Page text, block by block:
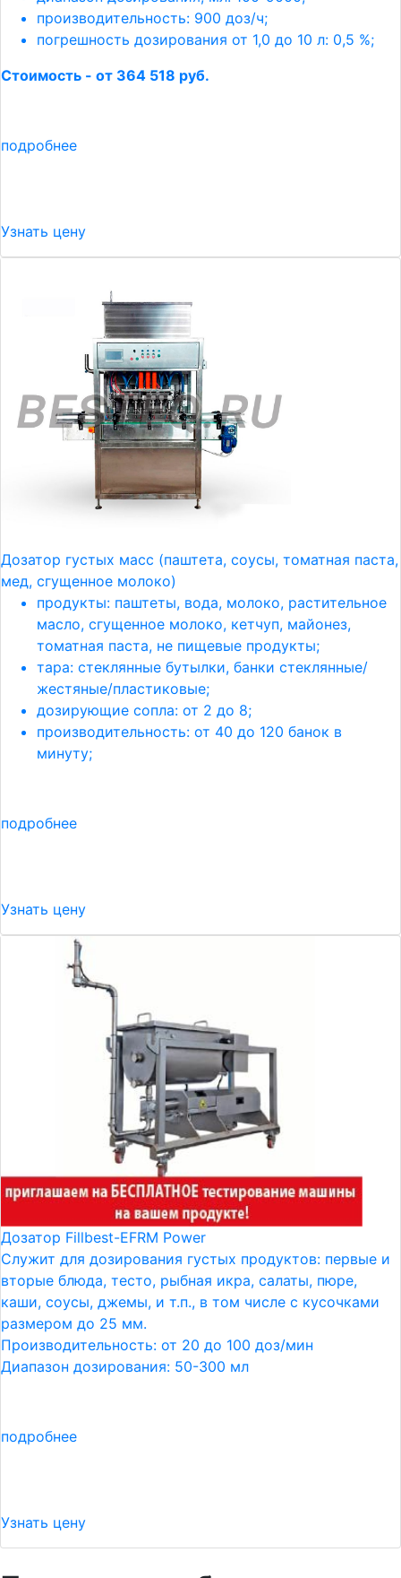
производительность: 900 доз/ч;
погрешность дозирования от 1,0 до 10 л: 0,5 %;
Стоимость - от 364 518 руб.
подробнее
Узнать цену
Дозатор густых масс (паштета, соусы, томатная паста,
мед, сгущенное молоко)
продукты: паштеты, вода, молоко, растительное
масло, сгущенное молоко, кетчуп, майонез,
томатная паста, не пищевые продукты;
тара: стеклянные бутылки, банки стеклянные/
жестяные/пластиковые;
дозирующие сопла: от 2 до 8;
производительность: от 40 до 120 банок в
минуту;
подробнее
Узнать цену
Дозатор Fillbest-EFRM Power
Служит для дозирования густых продуктов: первые и
вторые блюда, тесто, рыбная икра, салаты, пюре,
каши, соусы, джемы, и т.п., в том числе с кусочками
размером до 25 мм.
Производительность: от 20 до 100 доз/мин
Диапазон дозирования: 50-300 мл
подробнее
Узнать цену